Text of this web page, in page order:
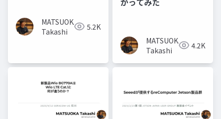
MATSUOKA
Takashi
5.2K
MATSUOKA
Takashi
4.2K